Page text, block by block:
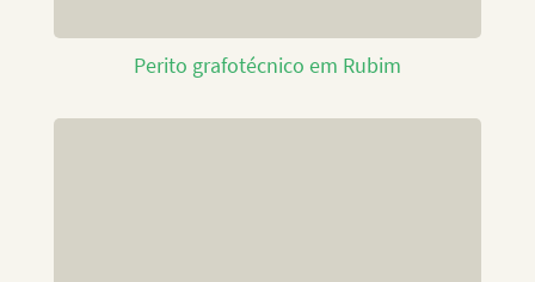
Perito grafotécnico em Rubim